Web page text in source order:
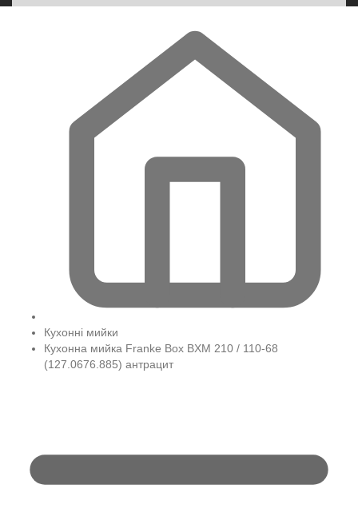
Кухонні мийки
Кухонна мийка Franke Box BXM 210 / 110-68
(127.0676.885) антрацит